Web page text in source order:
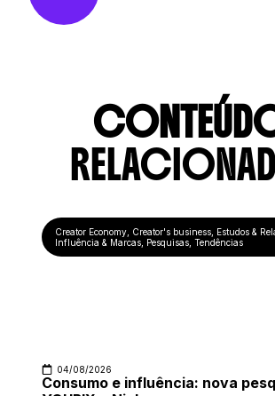
Creator Economy Creator's business Estudos &
Influência & Marcas Pesquisas ,Tendências
04/08/2026
Consumo e influência: nova